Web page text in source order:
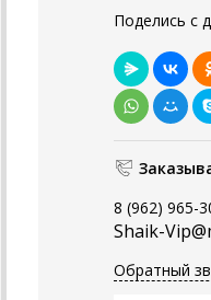
Поделись с
8 (962) 965-
Shaik-
Обратный